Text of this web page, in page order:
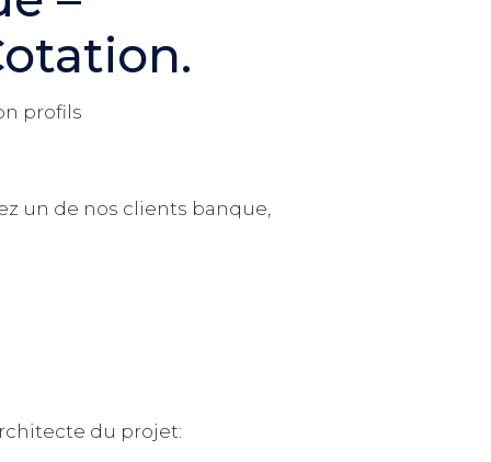
profils
un de nos clients banque,
du projet: